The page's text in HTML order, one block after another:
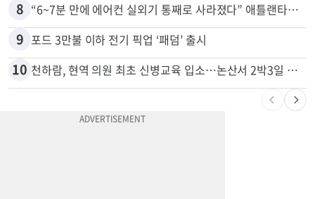
7 바이든 암 투병 근황…“암이 뼈까지 전이, 고통스럽게 투병 중”
8
9 포드 3만불 이하 전기 픽업 ‘패덤’ 출시
천하람, 현역 의원 최초 신병교육 입소…논산서 2박3일 생활